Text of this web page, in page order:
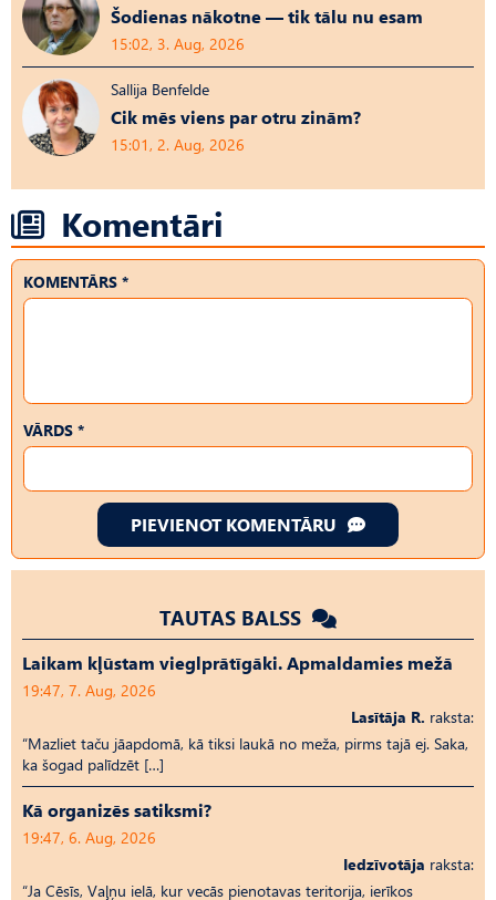
Šodienas nākotne — tik tālu nu esam
15:02, 3. Aug, 2026
Sallija Benfelde
Cik mēs viens par otru zinām?
15:01, 2. Aug, 2026
Komentāri
KOMENTĀRS *
VĀRDS *
PIEVIENOT KOMENTĀRU
TAUTAS BALSS
Laikam kļūstam vieglprātīgāki. Apmaldamies mežā
19:47, 7. Aug, 2026
Lasītāja R. raksta:
“Mazliet taču jāapdomā, kā tiksi laukā no meža, pirms tajā ej. Saka,
ka šogad palīdzēt […]
Kā organizēs satiksmi?
19:47, 6. Aug, 2026
Iedzīvotāja raksta:
“Ja Cēsīs, Vaļņu ielā, kur vecās pienotavas teritorija, ierīkos